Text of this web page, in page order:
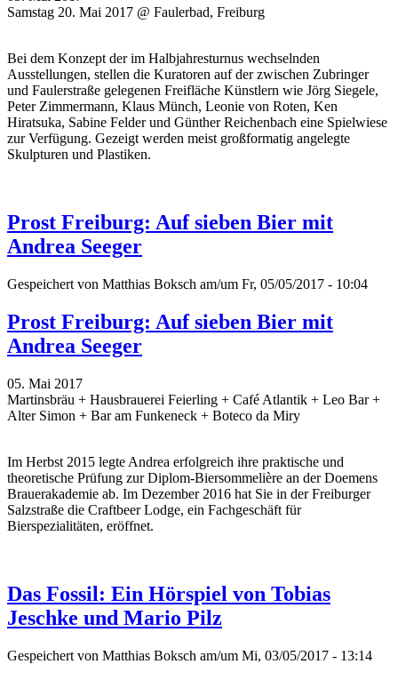
Samstag 20. Mai 2017 @ Faulerbad, Freiburg
Bei dem Konzept der im Halbjahresturnus wechselnden
Ausstellungen, stellen die Kuratoren auf der zwischen Zubringer
und Faulerstraße gelegenen Freifläche Künstlern wie Jörg Siegele,
Peter Zimmermann, Klaus Münch, Leonie von Roten, Ken
Hiratsuka, Sabine Felder und Günther Reichenbach eine Spielwiese
zur Verfügung. Gezeigt werden meist großformatig angelegte
Skulpturen und Plastiken.
Prost Freiburg: Auf sieben Bier mit
Andrea Seeger
Gespeichert von Matthias Boksch am/um Fr, 05/05/2017 - 10:04
Prost Freiburg: Auf sieben Bier mit
Andrea Seeger
05. Mai 2017
Martinsbräu + Hausbrauerei Feierling + Café Atlantik + Leo Bar +
Alter Simon + Bar am Funkeneck + Boteco da Miry
Im Herbst 2015 legte Andrea erfolgreich ihre praktische und
theoretische Prüfung zur Diplom-Biersommelière an der Doemens
Brauerakademie ab. Im Dezember 2016 hat Sie in der Freiburger
Salzstraße die Craftbeer Lodge, ein Fachgeschäft für
Bierspezialitäten, eröffnet.
Das Fossil: Ein Hörspiel von Tobias
Jeschke und Mario Pilz
Gespeichert von Matthias Boksch am/um Mi, 03/05/2017 - 13:14